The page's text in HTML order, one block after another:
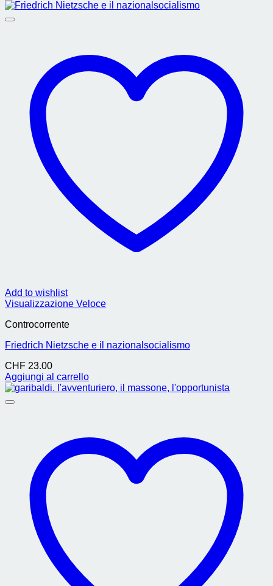
Add to wishlist
Visualizzazione Veloce
Controcorrente
Friedrich Nietzsche e il nazionalsocialismo
CHF 23.00
Aggiungi al carrello